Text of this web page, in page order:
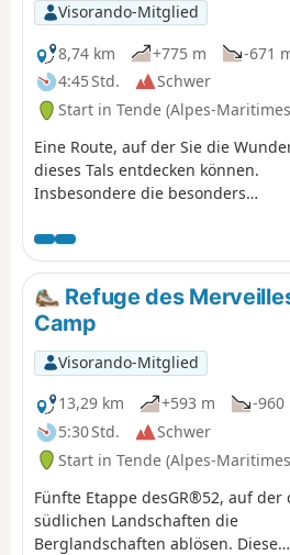
Visorando-Mitglied
8,74 km
+775 m
-671
4:45 Std.
Schwer
Start in Tende (Alpes-
Eine Route, auf der Sie die
dieses Tals entdecken können.
Insbesondere die besonders
der Häuptling und der Altarstein.
Aber Vorsicht, diese Gebiete
überwacht!
Refuge des
Camp
Visorando-Mitglied
13,29 km
+593 m
-960
5:30 Std.
Schwer
Start in Tende (Alpes-
Fünfte Etappe desGR®52, auf der
südlichen Landschaften die
Berglandschaften ablösen. Diese